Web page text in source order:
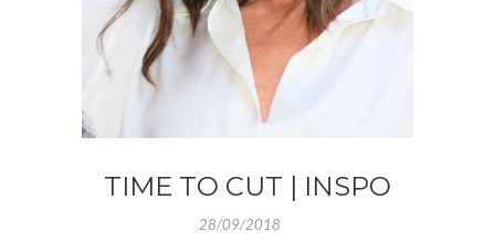
TIME TO CUT | INSPO
28/09/2018